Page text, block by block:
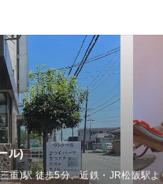
ル)
重)駅 徒歩5分、近鉄・JR松阪駅よ